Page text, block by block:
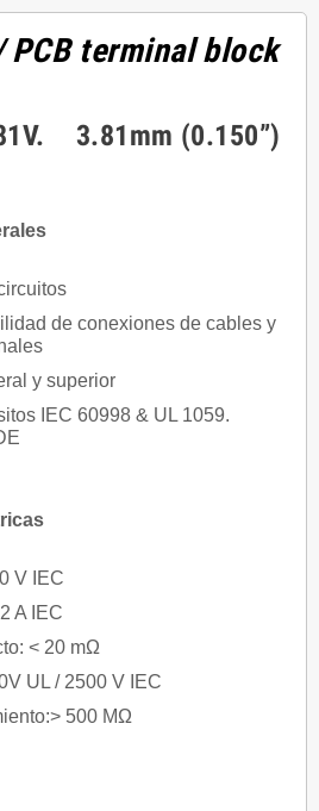
PCB terminal block
3.81mm (0.150”)
de conexiones de cables y
y superior
IEC 60998 & UL 1059.
V IEC
A IEC
< 20 mΩ
UL / 2500 V IEC
500 MΩ